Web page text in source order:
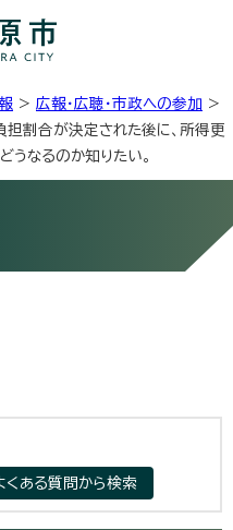
> 広報・広聴・市政への参加 >
割合が決定された後に、所得更
うなるのか知りたい。